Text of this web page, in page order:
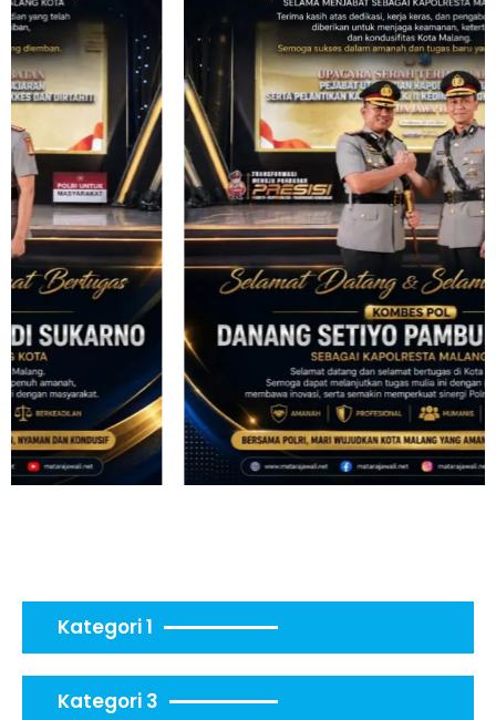
Kategori 1
Kategori 3